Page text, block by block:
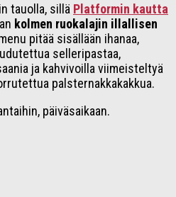
tauolla, sillä Platformin kautta
kolmen ruokalajin illallisen
pitää sisällään ihanaa,
selleripastaa,
ja kahvivoilla viimeisteltyä
palsternakkakakkua.
päiväsaikaan.